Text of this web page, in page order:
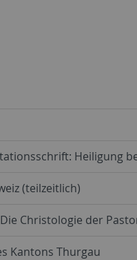
Heiligung
(teilzeitlich)
Christologie der
Kantons Thurgau